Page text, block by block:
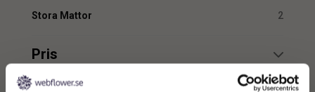
Stora Mattor 2
Pris
min.